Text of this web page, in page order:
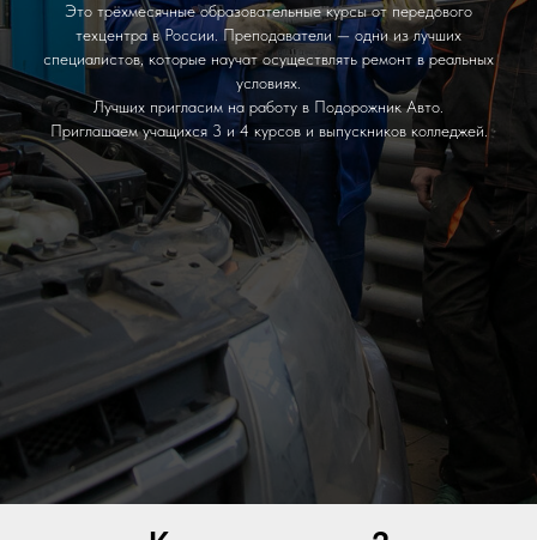
Это трёхмесячные образовательные курсы от передового
техцентра в России. Преподаватели — одни из лучших
специалистов, которые научат осуществлять ремонт в реальных
условиях.
Лучших пригласим на работу в Подорожник Авто.
Приглашаем учащихся 3 и 4 курсов и выпускников колледжей.